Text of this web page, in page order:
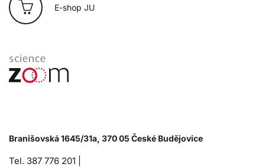
E-shop JU
Branišovská 1645/31a, 370 05 České Budějovice
Tel. 387 776 201 |